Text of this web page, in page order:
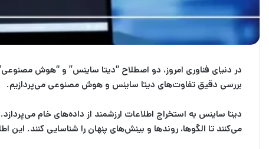
در دنیای فناوری امروز، دو اصطلاح “دیتا ساینس” و “هوش
بررسی دقیق تفاوت‌های دیتا ساینس و هوش مصنوعی می‌پردازیم.
دیتا ساینس به استخراج اطلاعات ارزشمند از داده‌های خام
می‌کنند تا الگوها، روندها و بینش‌های پنهان را شناسایی کنند.